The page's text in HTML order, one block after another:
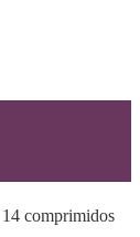
comprimidos